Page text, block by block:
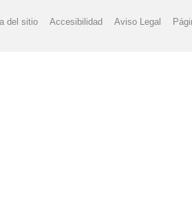
del sitio Accesibilidad Aviso Legal